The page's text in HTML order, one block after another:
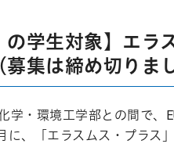
の学生対象】エラ
集は締め切りま
・環境工学部との間で、
、「エラスムス・プラス